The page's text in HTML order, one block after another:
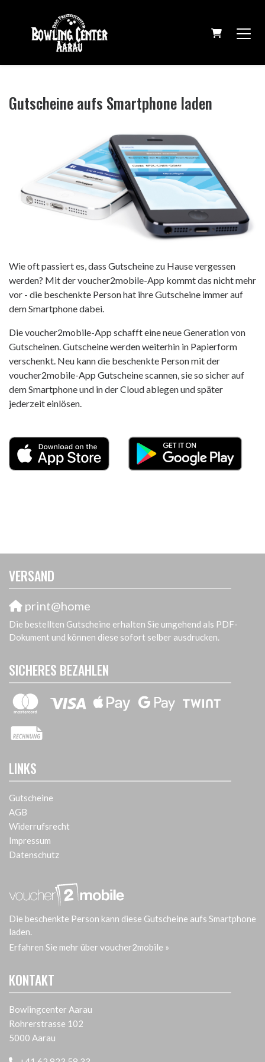
Warenkorb
Gutscheine aufs Smartphone laden
Wie oft passiert es, dass Gutscheine zu Hause vergessen
werden? Mit der voucher2mobile-App kommt das nicht mehr
vor - die beschenkte Person hat ihre Gutscheine immer auf
dem Smartphone dabei.
Die voucher2mobile-App schafft eine neue Generation von
Gutscheinen. Gutscheine werden weiterhin in Papierform
verschenkt. Neu kann die beschenkte Person mit der
voucher2mobile-App Gutscheine scannen, sie so sicher auf
dem Smartphone und in der Cloud ablegen und später
jederzeit einlösen.
VERSAND
print@home
Die bestellten Gutscheine erhalten Sie umgehend als PDF-
Dokument und können diese sofort selber ausdrucken.
SICHERES BEZAHLEN
LINKS
Gutscheine
AGB
Widerrufsrecht
Impressum
Datenschutz
Die beschenkte Person kann diese Gutscheine aufs Smartphone
laden.
Erfahren Sie mehr über voucher2mobile »
KONTAKT
Bowlingcenter Aarau
Rohrerstrasse 102
5000 Aarau